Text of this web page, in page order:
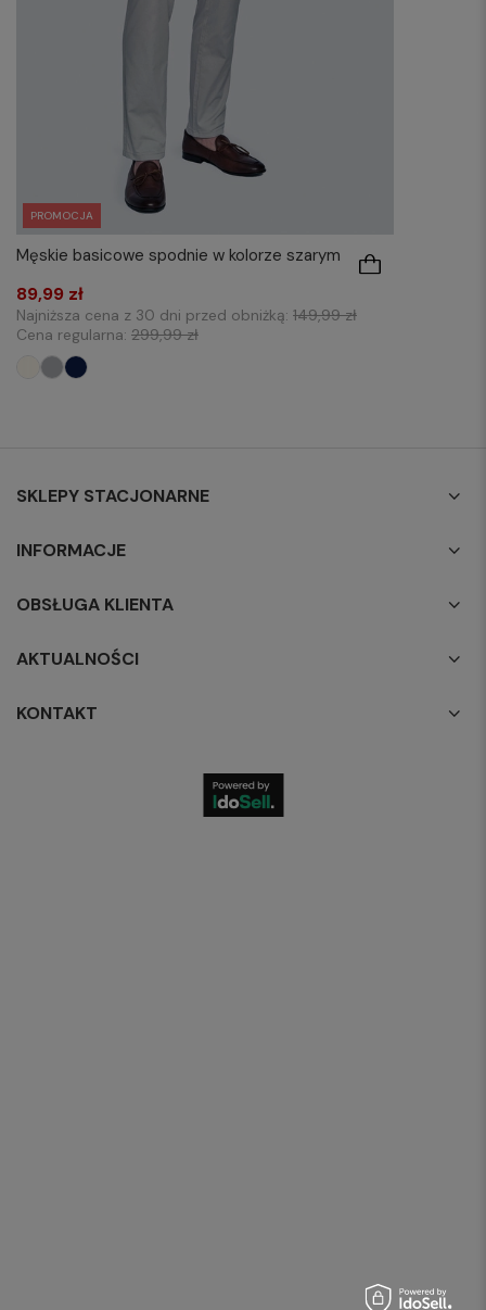
PROMOCJA
Męskie basicowe spodnie w kolorze szarym
89,99 zł
Najniższa cena z 30 dni przed obniżką: 149,99 zł
Cena regularna: 299,99 zł
SKLEPY STACJONARNE
INFORMACJE
OBSŁUGA KLIENTA
AKTUALNOŚCI
KONTAKT